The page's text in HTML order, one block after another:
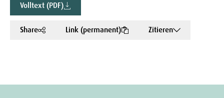
Volltext (PDF)
Share Link (permanent) Zitieren